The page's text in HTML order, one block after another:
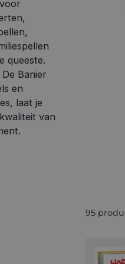
queeste.
Banier
en
laat je
van
95